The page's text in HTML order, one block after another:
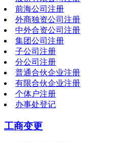
前海公司注册
外商独资公司注册
中外合资公司注册
集团公司注册
子公司注册
分公司注册
普通合伙企业注册
有限合伙企业注册
个体户注册
办事处登记
工商变更